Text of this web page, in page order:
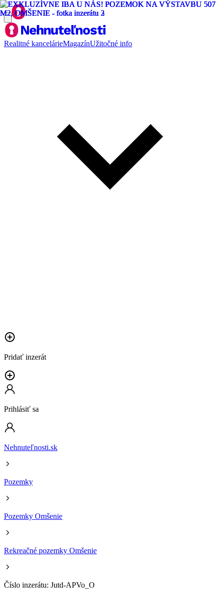
Realitné kancelárieMagazínUžitočné info
Pridať inzerát
Prihlásiť sa
Nehnuteľnosti.sk
Pozemky
Pozemky Omšenie
Rekreačné pozemky Omšenie
Číslo inzerátu: Jutd-APVo_O